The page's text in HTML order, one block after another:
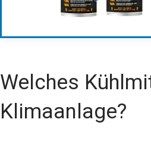
Welches
Klimaanlage?